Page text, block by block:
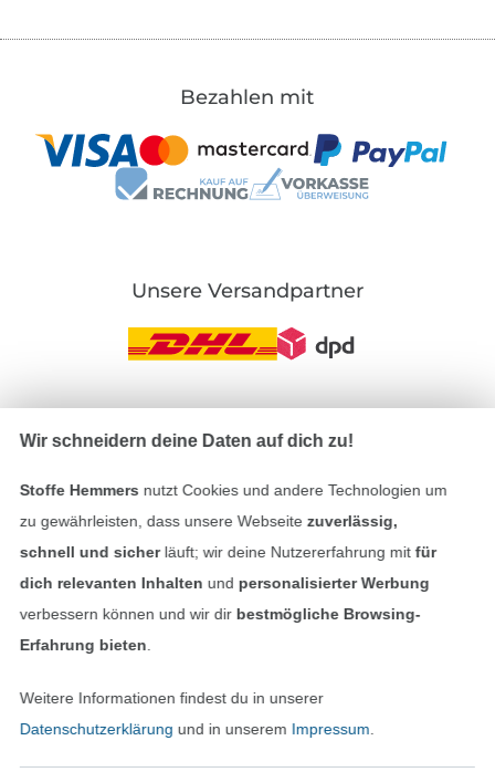
Bezahlen mit
Unsere Versandpartner
Impressum
Datenschutz
Kontakt
Bestellung widerrufen
In den deutschen Shop wechseln (aktuell
Wir schneidern deine Daten auf dich zu!
Stoffe Hemmers nutzt Cookies und andere Technologien um
zu gewährleisten, dass unsere Webseite zuverlässig,
schnell und sicherläuft; wir deine Nutzererfahrung mitfür
dich relevanten Inhalten und personalisierter Werbung
verbessern können und wir dir bestmögliche Browsing-
Erfahrung bieten
Weitere Informationen findest du in unserer
Datenschutzerklärung und in unserem Impressum